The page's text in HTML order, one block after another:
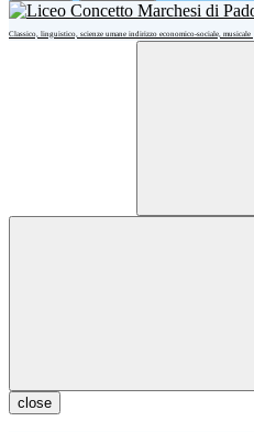
Classico, linguistico, scienze umane indirizzo economico-sociale, musicale
close